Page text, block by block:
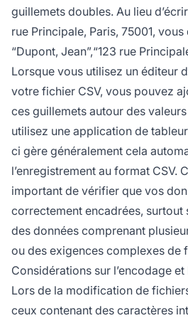
guillemets doubles. Au lieu
rue Principale, Paris, 75001,
“Dupont, Jean”,“123 rue
Lorsque vous utilisez un éditeur
votre fichier CSV, vous pouvez
ces guillemets autour des
utilisez une application de
ci gère généralement cela
l’enregistrement au format CSV.
important de vérifier que vos
correctement encadrées, surtout
des données comprenant
ou des exigences complexes de
Considérations sur l’encodage
Lors de la modification de
ceux contenant des caractères